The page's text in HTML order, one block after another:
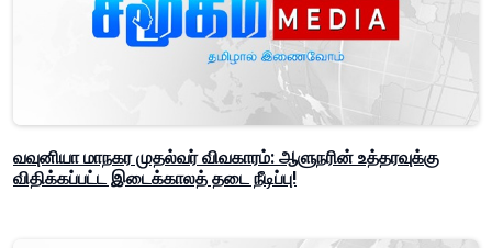
வவுனியா மாநகர முதல்வர் விவகாரம்: ஆளுநரின் உத்தரவுக்கு
விதிக்கப்பட்ட இடைக்காலத் தடை நீடிப்பு!